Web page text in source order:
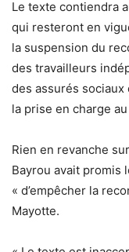
Le texte contiendra
qui resteront en
la suspension du
des travailleurs
des assurés sociaux
la prise en charge
Rien en revanche
Bayrou avait promis
« d’empêcher la
Mayotte.